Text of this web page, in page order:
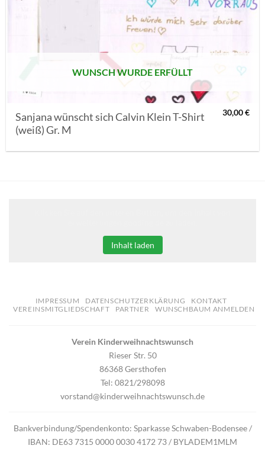
AUF MEINE
MERKLISTE
WUNSCH WURDE ERFÜLLT
Sanjana wünscht sich Calvin Klein T-Shirt
(weiß) Gr. M
30,00€
Inhalt laden
IMPRESSUM DATENSCHUTZERKLÄRUNG
KONTAKT
VEREINSMITGLIEDSCHAFT
PARTNER WUNSCHBAUM ANMELDEN
Verein Kinderweihnachtswunsch
Rieser Str. 50
86368 Gersthofen
Tel: 0821/298098
vorstand@kinderweihnachtswunsch.de
Bankverbindung/Spendenkonto: Sparkasse Schwaben-Bodensee /
IBAN: DE63 7315 0000 0030 4172 73 / BYLADEM1MLM